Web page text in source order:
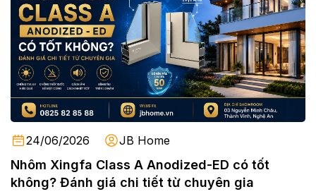
24/06/2026 JB Home
Nhôm Xingfa Class A Anodized-ED có tốt
không? Đánh giá chi tiết từ chuyên gia